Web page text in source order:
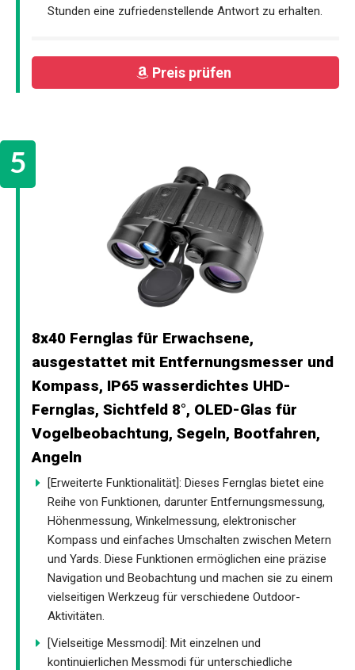
Stunden eine zufriedenstellende Antwort zu erhalten.
Preis prüfen
8x40 Fernglas für Erwachsene,
ausgestattet mit Entfernungsmesser und
Kompass, IP65 wasserdichtes UHD-
Fernglas, Sichtfeld 8°, OLED-Glas für
Vogelbeobachtung, Segeln, Bootfahren,
Angeln
[Erweiterte Funktionalität]: Dieses Fernglas bietet eine
Reihe von Funktionen, darunter Entfernungsmessung,
Höhenmessung, Winkelmessung, elektronischer
Kompass und einfaches Umschalten zwischen Metern
und Yards. Diese Funktionen ermöglichen eine präzise
Navigation und Beobachtung und machen sie zu einem
vielseitigen Werkzeug für verschiedene Outdoor-
Aktivitäten.
[Vielseitige Messmodi]: Mit einzelnen und
kontinuierlichen Messmodi für unterschiedliche